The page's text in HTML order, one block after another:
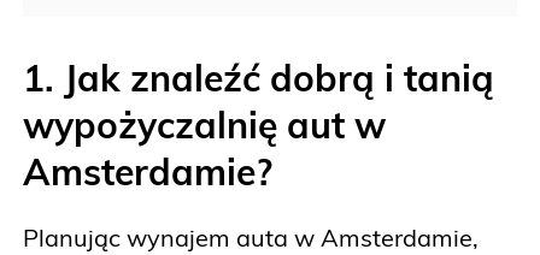
1. Jak znaleźć dobrą i tanią
wypożyczalnię aut w
Amsterdamie?
Planując wynajem auta w Amsterdamie,